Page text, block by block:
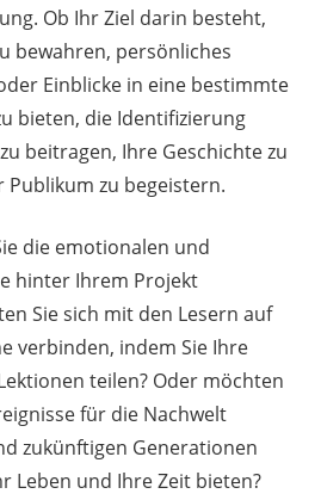
Ob Ihr Ziel darin besteht,
bewahren, persönliches
Einblicke in eine bestimmte
bieten, die Identifizierung
beitragen, Ihre Geschichte zu
zu begeistern.
die emotionalen und
hinter Ihrem Projekt
Sie sich mit den Lesern auf
verbinden, indem Sie Ihre
teilen? Oder möchten
für die Nachwelt
zukünftigen Generationen
Leben und Ihre Zeit bieten?